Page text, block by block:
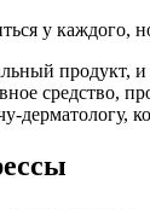
у каждого,
продукт,
средство,
дерматологу,